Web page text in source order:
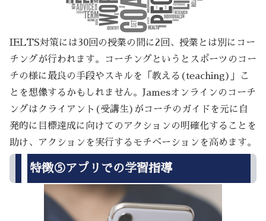
IELTS対策には30回の授業の間に2回、授業とは別にコー
チングが行われます。コーチングというとスポーツのコー
チの様に最良の手段やスキルを「教える(teaching)」こ
とを想像するかもしれません。Jamesオンラインのコーチ
ングはクライアント(受講生)がコーチのガイドを元に自
発的に目標達成に向けてのアクションの明確化することを
助け、アクションを実行するモチベーションを高めます。
特徴⑤アプリでの学習指導